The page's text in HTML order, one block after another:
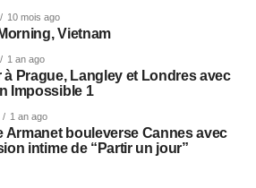
10 mois ago
Vietnam
1 an ago
à Prague, Langley et Londres avec
Impossible 1
1 an ago
Armanet bouleverse Cannes avec
intime de “Partir un jour”